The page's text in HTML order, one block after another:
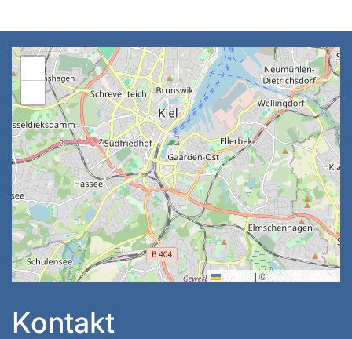
Leaflet | ©OpenStreetMap
Kontakt